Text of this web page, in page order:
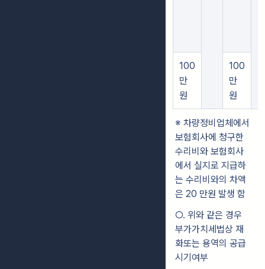
100
만
원
100
만
원
※ 차량정비업체에서
보험회사에 청구한
수리비와 보험회사
에서 실지로 지급하
는 수리비와의 차액
은 20 만원 발생 함
○. 위와 같은 경우
부가가치세법상 재
화또는 용역의 공급
시기여부